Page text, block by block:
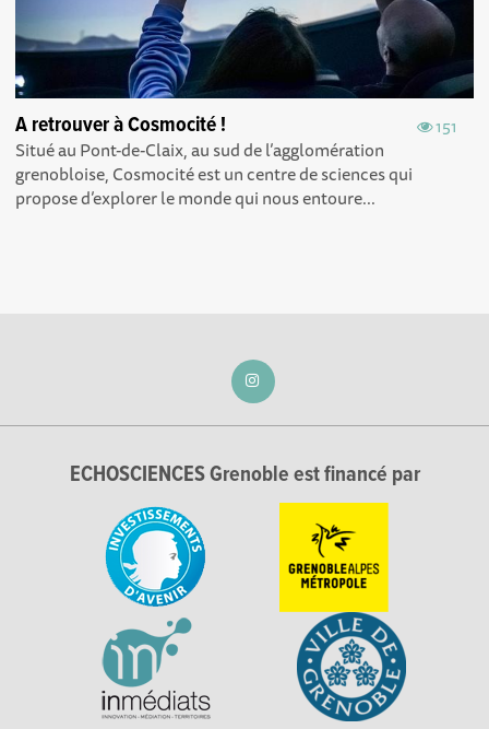
151
A retrouver à Cosmocité !
Situé au Pont-de-Claix, au sud de l’agglomération
grenobloise, Cosmocité est un centre de sciences qui
propose d’explorer le monde qui nous entoure...
ECHOSCIENCES Grenoble est financé par